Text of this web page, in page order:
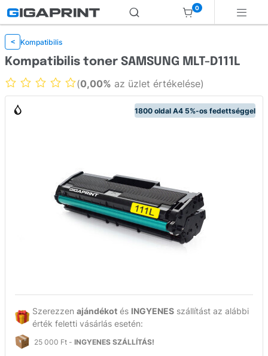
0
< Kompatibilis
1800 oldal A4 5%-os fedettséggel
Szerezzen ajándékot és INGYENES szállítást az alábbi
érték feletti vásárlás esetén:
25 000 Ft - INGYENES SZÁLLÍTÁS!
Kompatibilis toner SAMSUNG MLT-D111L
(0,00% az üzlet értékelése)